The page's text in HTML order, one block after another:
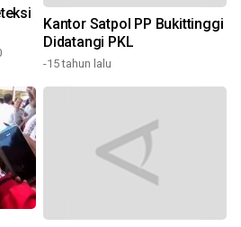
Kantor Satpol PP Bukittinggi
Didatangi PKL
-15 tahun lalu